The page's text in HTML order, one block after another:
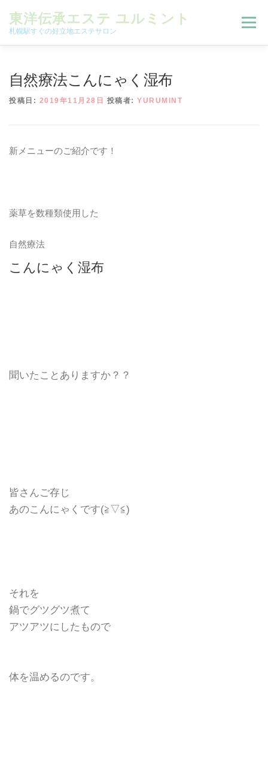
東洋伝承エステ ユルミント
札幌駅すぐの好立地エステサロン
メニュー
オンラインメニュー
自然療法こんにゃく湿布
投稿日: 2019年11月28日 投稿者: YURUMINT
新メニューのご紹介です！
薬草を数種類使用した
自然療法
こんにゃく湿布
聞いたことありますか？？
皆さんご存じ
あのこんにゃくです(≧▽≦)
それを
鍋でグツグツ煮て
アツアツにしたもので
体を温めるのです。